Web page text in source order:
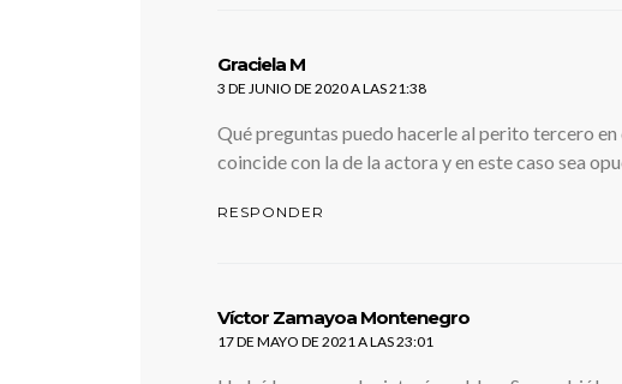
Graciela M
3 DE JUNIO DE 2020 A LAS 21:38
Qué preguntas puedo hacerle al perito tercero
coincide con la de la actora y en este caso sea
RESPONDER
Víctor Zamayoa Montenegro
17 DE MAYO DE 2021 A LAS 23:01